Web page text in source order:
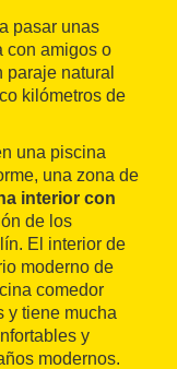
pasar unas
con amigos o
natural
kilómetros de
una piscina
una zona de
interior con
de los
El interior de
moderno de
comedor
y tiene mucha
y
modernos.